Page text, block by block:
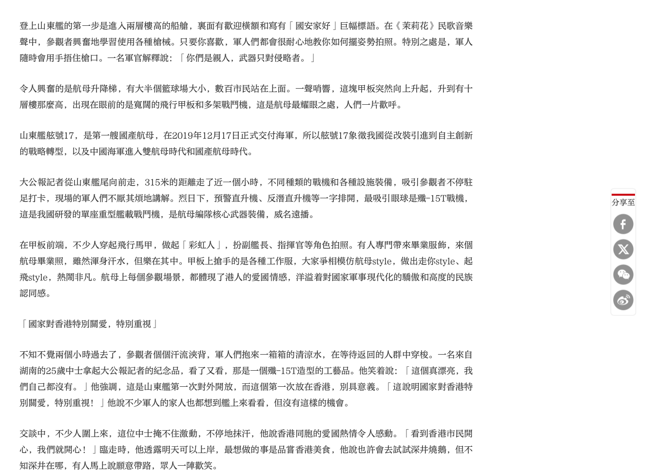
分享至
登上山東艦的第一步是進入兩層樓高的船艙，裏面有歡迎橫額和寫有「國安家好」巨幅標語。在《茉莉花》民歌音樂
聲中，參觀者興奮地學習使用各種槍械。只要你喜歡，軍人們都會很耐心地教你如何擺姿勢拍照。特別之處是，軍人
隨時會用手捂住槍口。一名軍官解釋說：「你們是親人，武器只對侵略者。」
令人興奮的是航母升降梯，有大半個籃球場大小，數百市民站在上面。一聲哨響，這塊甲板突然向上升起，升到有十
層樓那麼高，出現在眼前的是寬闊的飛行甲板和多架戰鬥機，這是航母最耀眼之處，人們一片歡呼。
山東艦舷號17，是第一艘國產航母，在2019年12月17日正式交付海軍，所以舷號17象徵我國從改裝引進到自主創新
的戰略轉型，以及中國海軍進入雙航母時代和國產航母時代。
大公報記者從山東艦尾向前走，315米的距離走了近一個小時，不同種類的戰機和各種設施裝備，吸引參觀者不停駐
足打卡，現場的軍人們不厭其煩地講解。烈日下，預警直升機、反潛直升機等一字排開，最吸引眼球是殲-15T戰機，
這是我國研發的單座重型艦載戰鬥機，是航母編隊核心武器裝備，威名遠播。
在甲板前端，不少人穿起飛行馬甲，做起「彩虹人」，扮副艦長、指揮官等角色拍照。有人專門帶來畢業服飾，來個
航母畢業照，雖然渾身汗水，但樂在其中。甲板上搶手的是各種工作服，大家爭相模仿航母style，做出走你style、起
飛style，熱鬧非凡。航母上每個參觀場景，都體現了港人的愛國情感，洋溢着對國家軍事現代化的驕傲和高度的民族
認同感。
「國家對香港特別關愛，特別重視」
不知不覺兩個小時過去了，參觀者個個汗流浹背，軍人們抱來一箱箱的清涼水，在等待返回的人群中穿梭。一名來自
湖南的25歲中士拿起大公報記者的紀念品，看了又看，那是一個殲-15T造型的工藝品。他笑着說：「這個真漂亮，我
們自己都沒有。」他強調，這是山東艦第一次對外開放，而這個第一次放在香港，別具意義。「這說明國家對香港特
別關愛，特別重視！」他說不少軍人的家人也都想到艦上來看看，但沒有這樣的機會。
交談中，不少人圍上來，這位中士掩不住激動，不停地抹汗，他說香港同胞的愛國熱情令人感動。「看到香港市民開
心，我們就開心！」臨走時，他透露明天可以上岸，最想做的事是品嘗香港美食，他說也許會去試試深井燒鵝，但不
知深井在哪，有人馬上說願意帶路，眾人一陣歡笑。